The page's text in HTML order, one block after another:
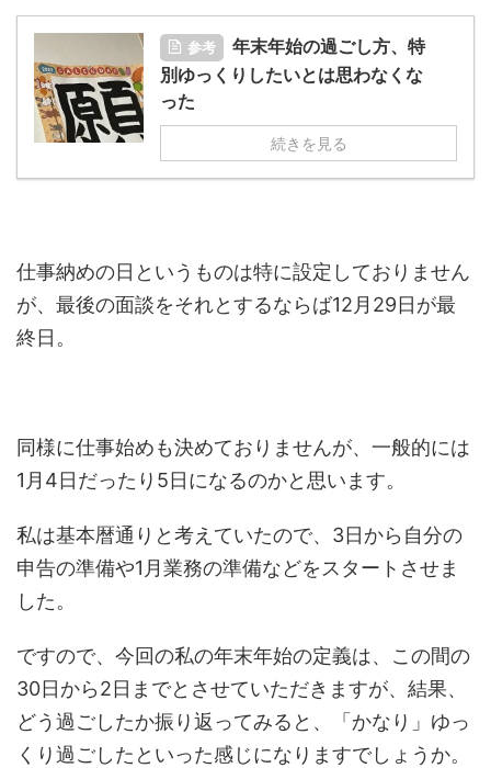
参考
年末年始の過ごし方、特
別ゆっくりしたいとは思わなくな
った
続きを見る
仕事納めの日というものは特に設定しておりません
が、最後の面談をそれとするならば12月29日が最
終日。
同様に仕事始めも決めておりませんが、一般的には
1月4日だったり5日になるのかと思います。
私は基本暦通りと考えていたので、3日から自分の
申告の準備や1月業務の準備などをスタートさせま
した。
ですので、今回の私の年末年始の定義は、この間の
30日から2日までとさせていただきますが、結果、
どう過ごしたか振り返ってみると、「かなり」ゆっ
くり過ごしたといった感じになりますでしょうか。